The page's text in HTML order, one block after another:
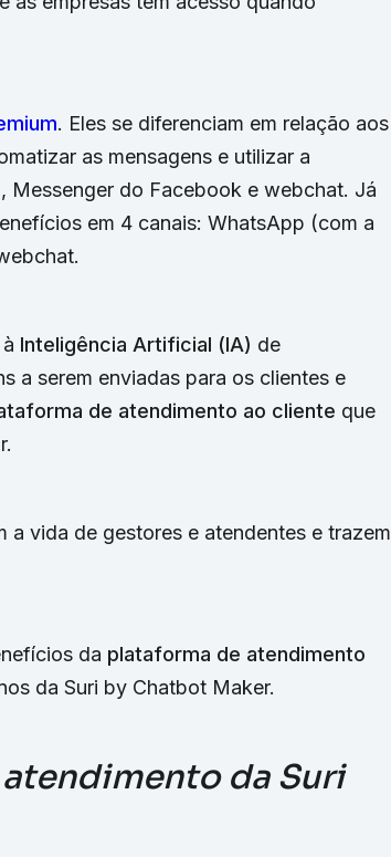
. Eles se diferenciam em relação aos
as mensagens e utilizar a
Messenger do Facebook e webchat. Já
em 4 canais: WhatsApp (com a
Inteligência Artificial (IA) de
a serem enviadas para os clientes e
de atendimento ao cliente que
a vida de gestores e atendentes e trazem
da plataforma de atendimento
da Suri by Chatbot Maker.
da Suri